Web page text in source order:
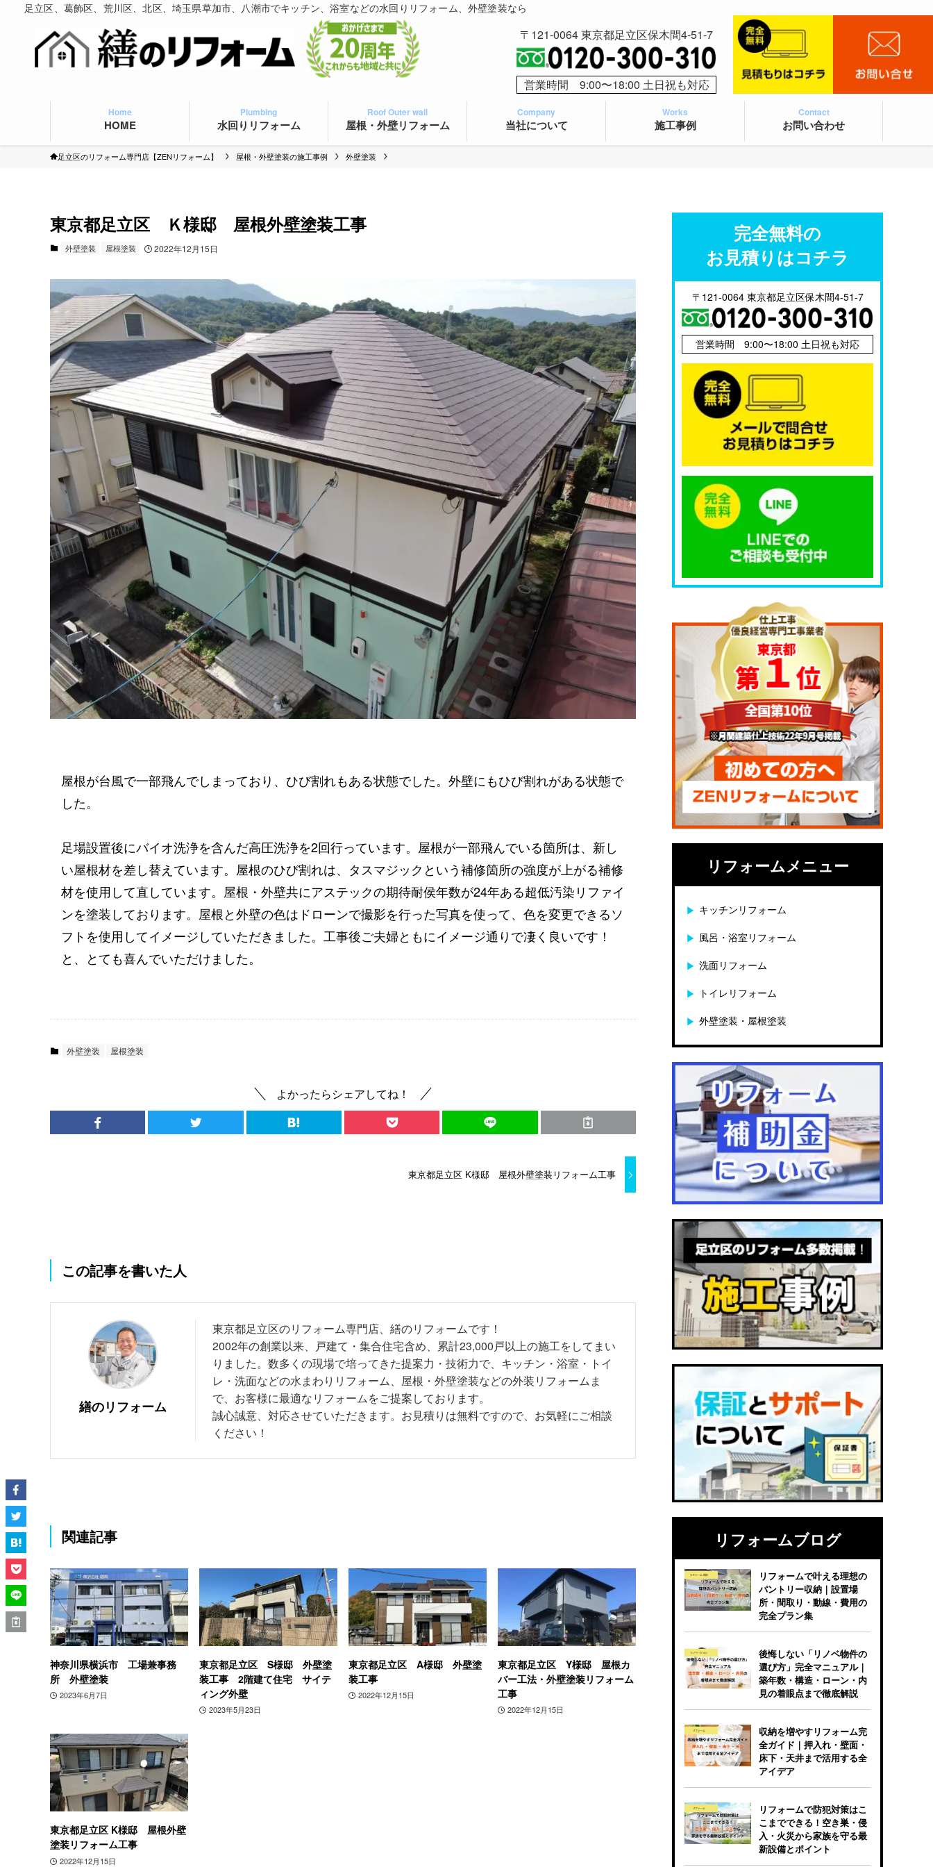
足立区、葛飾区、荒川区、北区、埼玉県草加市、八潮市でキッチン、浴室などの水回りリフォーム、外壁塗装なら
HOME
Home
水回りリフォーム
Plumbing
屋根・外壁リフォーム
Roof Outer wall
当社について
Company
施工事例
Works
お問い合わせ
Contact
〒121-0064 東京都足立区保木間4-51-7
営業時間 9:00〜18:00 土日祝も対応
足立区のリフォーム専門店【ZENリフォーム】 屋根・外壁塗装の施工事例 外壁塗装
東京都足立区 Ｋ様邸 屋根外壁塗装工事
外壁塗装 屋根塗装 2022年12月15日
屋根が台風で一部飛んでしまっており、ひび割れもある状態でした。外壁にもひび割れがある状態で
した。
足場設置後にバイオ洗浄を含んだ高圧洗浄を2回行っています。屋根が一部飛んでいる箇所は、新し
い屋根材を差し替えています。屋根のひび割れは、タスマジックという補修箇所の強度が上がる補修
材を使用して直しています。屋根・外壁共にアステックの期待耐侯年数が24年ある超低汚染リファイ
ンを塗装しております。屋根と外壁の色はドローンで撮影を行った写真を使って、色を変更できるソ
フトを使用してイメージしていただきました。工事後ご夫婦ともにイメージ通りで凄く良いです！
と、とても喜んでいただけました。
外壁塗装 屋根塗装
よかったらシェアしてね！
東京都足立区 K様邸 屋根外壁塗装リフォーム工事
この記事を書いた人
繕のリフォーム
東京都足立区のリフォーム専門店、繕のリフォームです！
2002年の創業以来、戸建て・集合住宅含め、累計23,000戸以上の施工をしてまい
りました。数多くの現場で培ってきた提案力・技術力で、キッチン・浴室・トイ
レ・洗面などの水まわりリフォーム、屋根・外壁塗装などの外装リフォームま
で、お客様に最適なリフォームをご提案しております。
誠心誠意、対応させていただきます。お見積りは無料ですので、お気軽にご相談
ください！
関連記事
神奈川県横浜市 工場兼事務
所 外壁塗装
2023年6月7日
東京都足立区 S様邸 外壁塗
装工事 2階建て住宅 サイテ
ィング外壁
2023年5月23日
東京都足立区 A様邸 外壁塗
装工事
2022年12月15日
東京都足立区 Y様邸 屋根カ
バー工法・外壁塗装リフォーム
工事
2022年12月15日
東京都足立区 K様邸 屋根外壁
塗装リフォーム工事
2022年12月15日
完全無料の
お見積りはコチラ
〒121-0064 東京都足立区保木間4-51-7
営業時間 9:00〜18:00 土日祝も対応
リフォームメニュー
キッチンリフォーム
風呂・浴室リフォーム
洗面リフォーム
トイレリフォーム
外壁塗装・屋根塗装
リフォームブログ
リフォームで叶える理想の
パントリー収納｜設置場
所・間取り・動線・費用の
完全プラン集
後悔しない「リノベ物件の
選び方」完全マニュアル｜
築年数・構造・ローン・内
見の着眼点まで徹底解説
収納を増やすリフォーム完
全ガイド｜押入れ・壁面・
床下・天井まで活用する全
アイデア
リフォームで防犯対策はこ
こまでできる！空き巣・侵
入・火災から家族を守る最
新設備とポイント